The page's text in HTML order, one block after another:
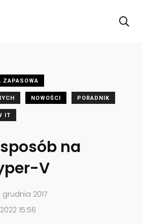
ZAPASOWA
NOWOŚCI PORADNIK
IT
na
V
grudnia 2017
15:56